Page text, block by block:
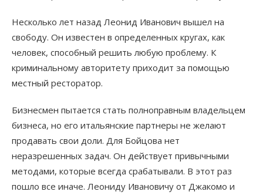
Несколько лет назад Леонид Иванович вышел на
свободу. Он известен в определенных кругах, как
человек, способный решить любую проблему. К
криминальному авторитету приходит за помощью
местный ресторатор.
Бизнесмен пытается стать полноправным владельцем
бизнеса, но его итальянские партнеры не желают
продавать свои доли. Для Бойцова нет
неразрешенных задач. Он действует привычными
методами, которые всегда срабатывали. В этот раз
пошло все иначе. Леониду Ивановичу от Джакомо и